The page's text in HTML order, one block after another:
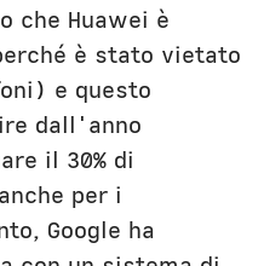
che Huawei è
è stato vietato
e questo
dall'anno
il 30% di
per i
Google ha